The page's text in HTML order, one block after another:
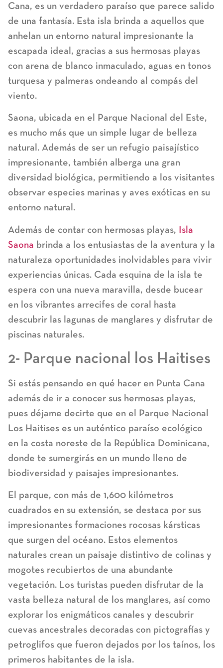
Cana, es un verdadero paraíso que parece salido
de una fantasía. Esta isla brinda a aquellos que
anhelan un entorno natural impresionante la
escapada ideal, gracias a sus hermosas playas
con arena de blanco inmaculado, aguas en tonos
turquesa y palmeras ondeando al compás del
viento.
Saona, ubicada en el Parque Nacional del Este,
es mucho más que un simple lugar de belleza
natural. Además de ser un refugio paisajístico
impresionante, también alberga una gran
diversidad biológica, permitiendo a los visitantes
observar especies marinas y aves exóticas en su
entorno natural.
Además de contar con hermosas playas, Isla
Saona brinda a los entusiastas de la aventura y la
naturaleza oportunidades inolvidables para vivir
experiencias únicas. Cada esquina de la isla te
espera con una nueva maravilla, desde bucear
en los vibrantes arrecifes de coral hasta
descubrir las lagunas de manglares y disfrutar de
piscinas naturales.
2- Parque nacional los Haitises
Si estás pensando en qué hacer en Punta Cana
además de ir a conocer sus hermosas playas,
pues déjame decirte que en el Parque Nacional
Los Haitises es un auténtico paraíso ecológico
en la costa noreste de la República Dominicana,
donde te sumergirás en un mundo lleno de
biodiversidad y paisajes impresionantes.
El parque, con más de 1,600 kilómetros
cuadrados en su extensión, se destaca por sus
impresionantes formaciones rocosas kársticas
que surgen del océano. Estos elementos
naturales crean un paisaje distintivo de colinas y
mogotes recubiertos de una abundante
vegetación. Los turistas pueden disfrutar de la
vasta belleza natural de los manglares, así como
explorar los enigmáticos canales y descubrir
cuevas ancestrales decoradas con pictografías y
petroglifos que fueron dejados por los taínos, los
primeros habitantes de la isla.